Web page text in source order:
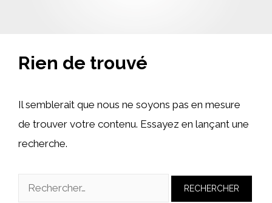
Rien de trouvé
Il semblerait que nous ne soyons pas en mesure
de trouver votre contenu. Essayez en lançant une
recherche.